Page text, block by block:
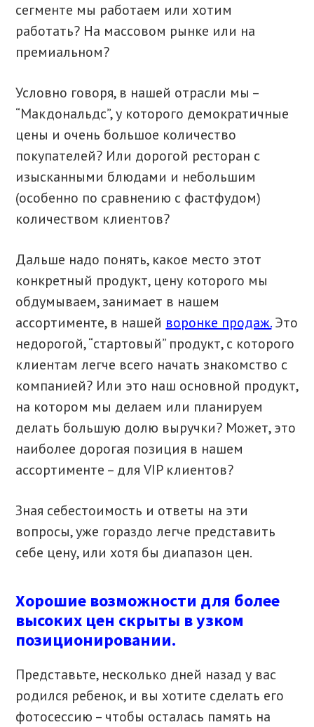
сегменте мы работаем или хотим
работать? На массовом рынке или на
премиальном?
Условно говоря, в нашей отрасли мы –
“Макдональдс”, у которого демократичные
цены и очень большое количество
покупателей? Или дорогой ресторан с
изысканными блюдами и небольшим
(особенно по сравнению с фастфудом)
количеством клиентов?
Дальше надо понять, какое место этот
конкретный продукт, цену которого мы
обдумываем, занимает в нашем
ассортименте, в нашей воронке продаж.Это
недорогой, “стартовый” продукт, с которого
клиентам легче всего начать знакомство с
компанией? Или это наш основной продукт,
на котором мы делаем или планируем
делать большую долю выручки? Может, это
наиболее дорогая позиция в нашем
ассортименте – для VIP клиентов?
Зная себестоимость и ответы на эти
вопросы, уже гораздо легче представить
себе цену, или хотя бы диапазон цен.
Хорошие возможности для более
высоких цен скрыты в узком
позиционировании.
Представьте, несколько дней назад у вас
родился ребенок, и вы хотите сделать его
фотосессию – чтобы осталась память на